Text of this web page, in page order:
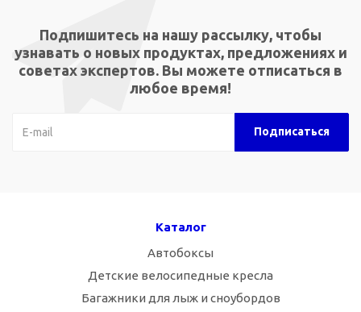
Подпишитесь на нашу рассылку, чтобы
узнавать о новых продуктах, предложениях и
советах экспертов. Вы можете отписаться в
любое время!
Каталог
Автобоксы
Детские велосипедные кресла
Багажники для лыж и сноубордов